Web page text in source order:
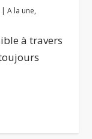
|A la une,
à travers